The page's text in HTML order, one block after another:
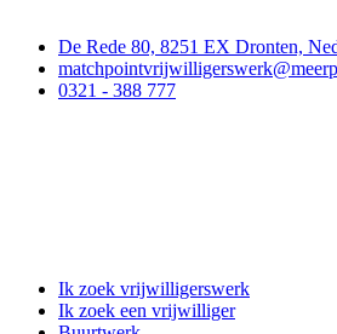
De Rede 80, 8251 EX Dronten,
0321 - 388 777
Ik zoek vrijwilligerswerk
Ik zoek een vrijwilliger